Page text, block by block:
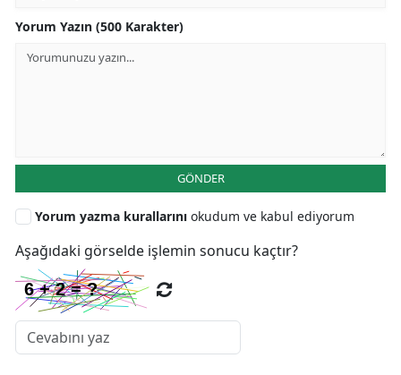
Yorum Yazın (500 Karakter)
GÖNDER
Yorum yazma kurallarını okudum ve kabul ediyorum
Aşağıdaki görselde işlemin sonucu kaçtır?